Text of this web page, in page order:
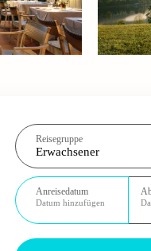
Reisegruppe
Erwachsener
Anreisedatum
Datum hinzufügen